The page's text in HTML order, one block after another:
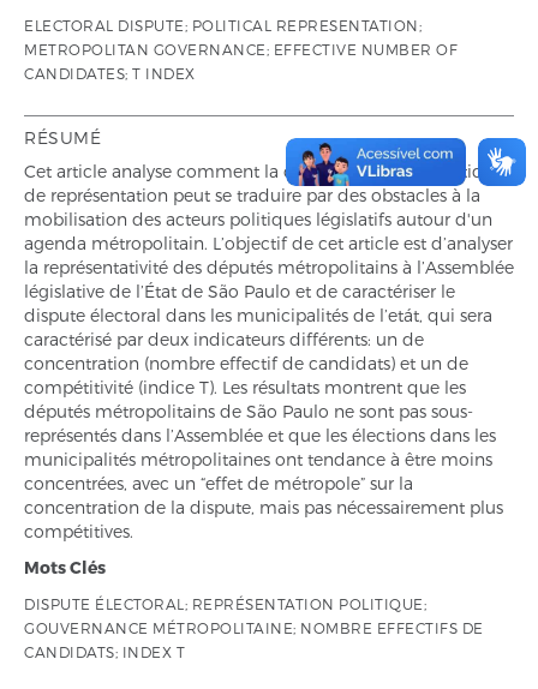
ELECTORAL DISPUTE; POLITICAL REPRESENTATION;
METROPOLITAN GOVERNANCE; EFFECTIVE NUMBER OF
CANDIDATES; T INDEX
RÉSUMÉ
Cet article analyse comment la dynamique de la politique
de représentation peut se traduire par des obstacles à la
mobilisation des acteurs politiques législatifs autour d'un
agenda métropolitain. L’objectif de cet article est d’analyser
la représentativité des députés métropolitains à l’Assemblée
législative de l’État de São Paulo et de caractériser le
dispute électoral dans les municipalités de l’etát, qui sera
caractérisé par deux indicateurs différents: un de
concentration (nombre effectif de candidats) et un de
compétitivité (indice T). Les résultats montrent que les
députés métropolitains de São Paulo ne sont pas sous-
représentés dans l’Assemblée et que les élections dans les
municipalités métropolitaines ont tendance à être moins
concentrées, avec un “effet de métropole” sur la
concentration de la dispute, mais pas nécessairement plus
compétitives.
Mots Clés
DISPUTE ÉLECTORAL; REPRÉSENTATION POLITIQUE;
GOUVERNANCE MÉTROPOLITAINE; NOMBRE EFFECTIFS DE
CANDIDATS; INDEX T